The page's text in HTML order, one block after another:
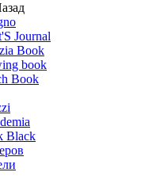
Journal
Book
book
Book
Black